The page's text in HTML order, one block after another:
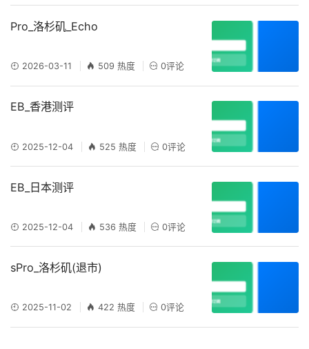
Pro_洛杉矶_Echo
2026-03-11 509 热度 0评论
EB_香港测评
2025-12-04 525 热度 0评论
EB_日本测评
2025-12-04 536 热度 0评论
sPro_洛杉矶(退市)
2025-11-02 422 热度 0评论